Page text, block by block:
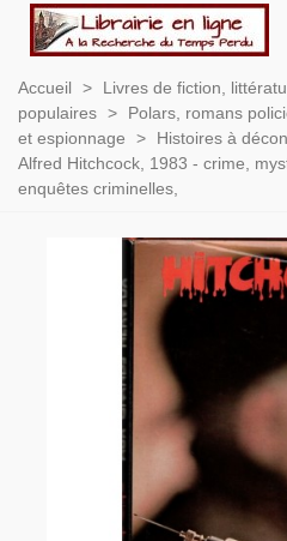
Accueil >
Livres de fiction,
populaires >
Polars, romans
et espionnage
>
Histoires à
Alfred Hitchcock, 1983 - crime,
enquêtes criminelles,